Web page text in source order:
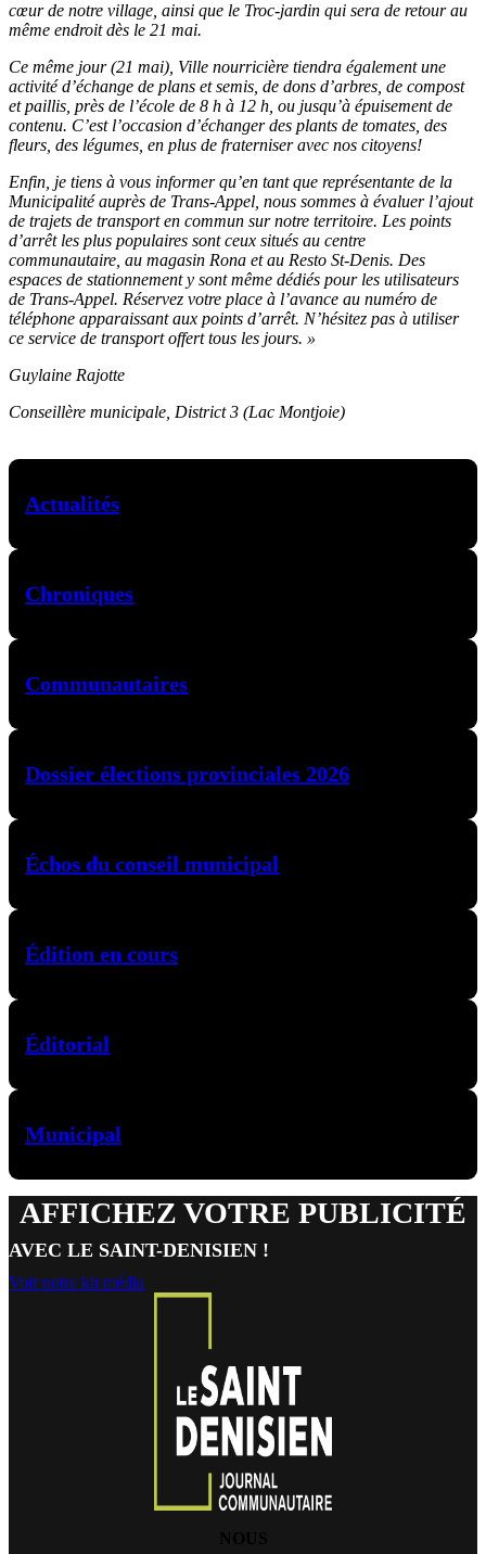
cœur de notre village, ainsi que le Troc-jardin qui sera de retour au
même endroit dès le 21 mai.
Ce même jour (21 mai), Ville nourricière tiendra également une
activité d’échange de plans et semis, de dons d’arbres, de compost
et paillis, près de l’école de 8 h à 12 h, ou jusqu’à épuisement de
contenu. C’est l’occasion d’échanger des plants de tomates, des
fleurs, des légumes, en plus de fraterniser avec nos citoyens!
Enfin, je tiens à vous informer qu’en tant que représentante de la
Municipalité auprès de Trans-Appel, nous sommes à évaluer l’ajout
de trajets de transport en commun sur notre territoire. Les points
d’arrêt les plus populaires sont ceux situés au centre
communautaire, au magasin Rona et au Resto St-Denis. Des
espaces de stationnement y sont même dédiés pour les utilisateurs
de Trans-Appel. Réservez votre place à l’avance au numéro de
téléphone apparaissant aux points d’arrêt. N’hésitez pas à utiliser
ce service de transport offert tous les jours. »
Guylaine Rajotte
Conseillère municipale, District 3 (Lac Montjoie)
Actualités
Chroniques
Communautaires
Dossier élections provinciales 2026
Échos du conseil municipal
Édition en cours
Éditorial
Municipal
AFFICHEZ VOTRE PUBLICITÉ
AVEC LE SAINT-DENISIEN !
Voir notre kit média